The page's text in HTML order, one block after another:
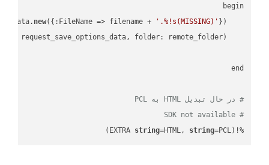
new({:FileName => filename +
'.%!s(MISSING)'
# در حال تبدیل HTML به PCL
# SDK not available
%!(EXTRA
string=HTML, string=PCL)